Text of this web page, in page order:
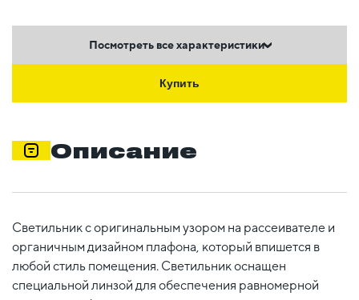
Посмотреть все характеристики
Купить
Описание
Светильник с оригинальным узором на рассеивателе и
органичным дизайном плафона, который впишется в
любой стиль помещения. Светильник оснащен
специальной линзой для обеспечения равномерной